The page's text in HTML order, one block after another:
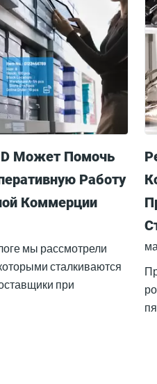
Может Помочь
Работу
Коммерции
мы рассмотрели
сталкиваются
при